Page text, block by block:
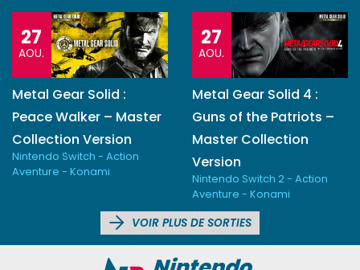
27
AOU.
Metal Gear Solid :
Peace Walker – Master
Collection Version
Nintendo Switch - Action
Aventure - Konami
27
AOU.
Metal Gear Solid 4 :
Guns of the Patriots –
Master Collection
Version
Nintendo Switch 2 - Action
Aventure - Konami
VOIR PLUS DE SORTIES